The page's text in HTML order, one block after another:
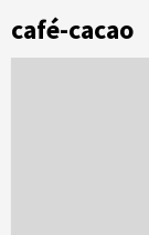
café-cacao